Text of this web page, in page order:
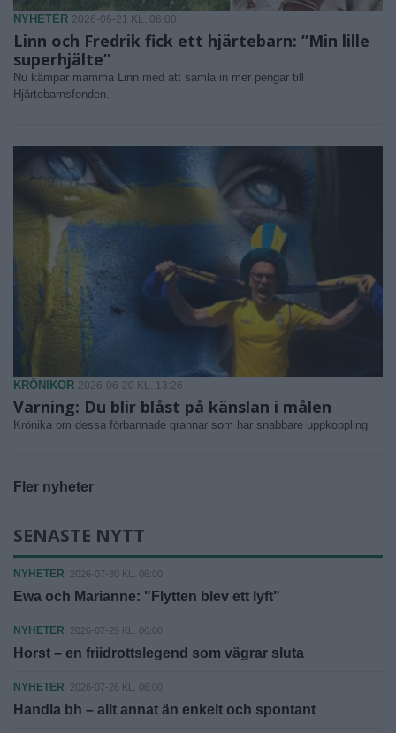
NYHETER 2026-06-21 KL. 06:00
Linn och Fredrik fick ett hjärtebarn: ”Min lille
superhjälte”
Nu kämpar mamma Linn med att samla in mer pengar till
Hjärtebarnsfonden.
KRÖNIKOR 2026-06-20 KL. 13:26
Varning: Du blir blåst på känslan i målen
Krönika om dessa förbannade grannar som har snabbare uppkoppling.
Fler nyheter
SENASTE NYTT
NYHETER 2026-07-30 KL. 06:00
Ewa och Marianne: "Flytten blev ett lyft"
NYHETER 2026-07-29 KL. 06:00
Horst – en friidrottslegend som vägrar sluta
NYHETER 2026-07-26 KL. 06:00
Handla bh – allt annat än enkelt och spontant